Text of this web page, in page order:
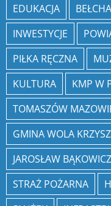
EDUKACJA
INWESTYCJE
PIŁKA RĘCZNA
KULTURA
KMP W
TOMASZÓW
GMINA WOLA
JAROSŁAW BĄKOWICZ
STRAŻ POŻARNA